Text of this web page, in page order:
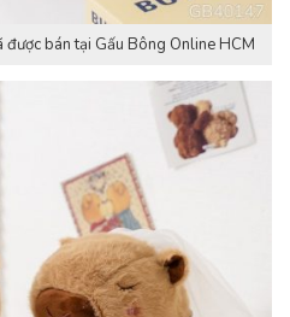
bán tại Gấu Bông Online HCM